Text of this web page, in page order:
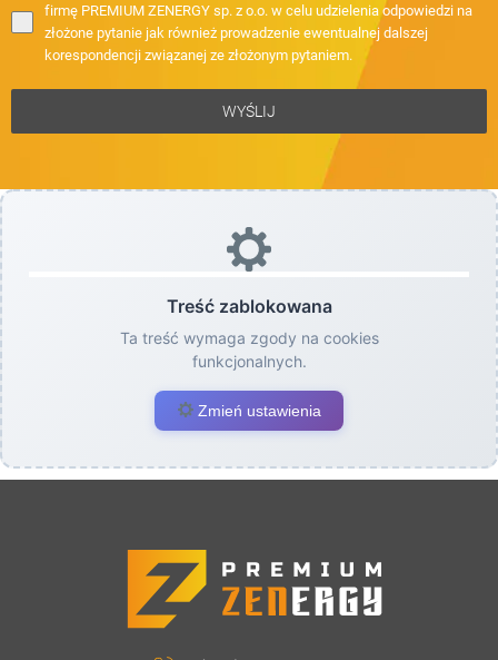
firmę PREMIUM ZENERGY sp. z o.o. w celu udzielenia odpowiedzi na
złożone pytanie jak również prowadzenie ewentualnej dalszej
korespondencji związanej ze złożonym pytaniem.
WYŚLIJ
Treść zablokowana
Ta treść wymaga zgody na cookies
funkcjonalnych.
Zmień ustawienia